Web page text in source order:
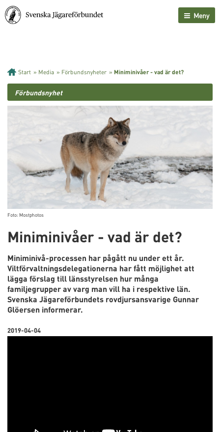
Meny
Start » Media » Förbundsnyheter » Miniminivåer - vad är det?
Förbundsnyhet
Foto: Mostphotos
Miniminivåer - vad är det?
Miniminivå-processen har pågått nu under ett år.
Viltförvaltningsdelegationerna har fått möjlighet att
lägga förslag till länsstyrelsen hur många
familjegrupper av varg man vill ha i respektive län.
Svenska Jägareförbundets rovdjursansvarige Gunnar
Glöersen informerar.
2019-04-04